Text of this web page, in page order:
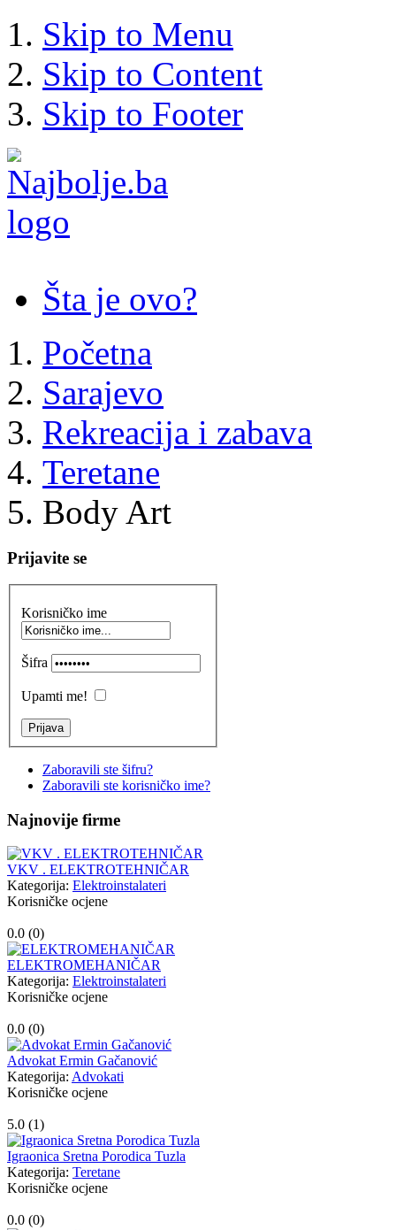
Skip to Menu
Skip to Content
Skip to Footer
Šta je ovo?
Početna
Sarajevo
Rekreacija i zabava
Teretane
Body Art
Prijavite se
Korisničko ime
Šifra
Upamti me!
Zaboravili ste šifru?
Zaboravili ste korisničko ime?
Najnovije firme
VKV . ELEKTROTEHNIČAR
Kategorija: Elektroinstalateri
Korisničke ocjene
0.0 (0)
ELEKTROMEHANIČAR
Kategorija: Elektroinstalateri
Korisničke ocjene
0.0 (0)
Advokat Ermin Gačanović
Kategorija: Advokati
Korisničke ocjene
5.0 (1)
Igraonica Sretna Porodica Tuzla
Kategorija: Teretane
Korisničke ocjene
0.0 (0)